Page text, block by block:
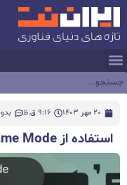
20 مهر 1403 9:16 ق.ظ بدون
استفاده از Game Mode در iOS 18